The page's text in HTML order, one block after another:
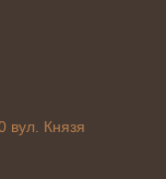
вул. Князя